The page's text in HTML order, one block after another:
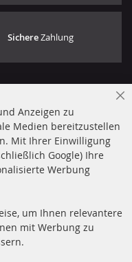
SichereZahlung
Anzeigen zu
Medien bereitzustellen
Mit Ihrer Einwilligung
Google) Ihre
Werbung
um Ihnen relevantere
mit Werbung zu